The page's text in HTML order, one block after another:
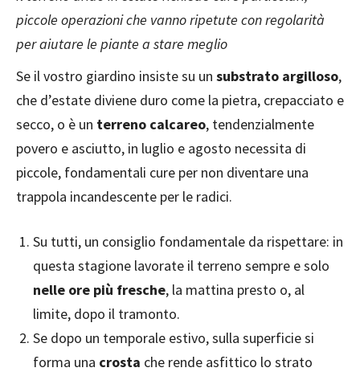
piccole operazioni che vanno ripetute con regolarità
per aiutare le piante a stare meglio
Se il vostro giardino insiste su un substrato argilloso,
che d’estate diviene duro come la pietra, crepacciato e
secco, o è un terreno calcareo, tendenzialmente
povero e asciutto, in luglio e agosto necessita di
piccole, fondamentali cure per non diventare una
trappola incandescente per le radici.
Su tutti, un consiglio fondamentale da rispettare: in
questa stagione lavorate il terreno sempre e solo
nelle ore più fresche, la mattina presto o, al
limite, dopo il tramonto.
Se dopo un temporale estivo, sulla superficie si
forma una crosta che rende asfittico lo strato